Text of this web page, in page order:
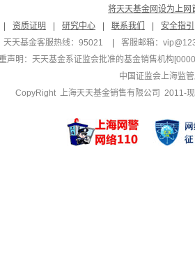
将天天基金网设为上网
资质证明 研究中心 联系我们
安全指引
天天基金客服热线：95021
客服邮箱：
声明： 天天基金系证监会批准的基金销售机构
中国证监会上海监
CopyRight 上海天天基金销售有限公司 2011-